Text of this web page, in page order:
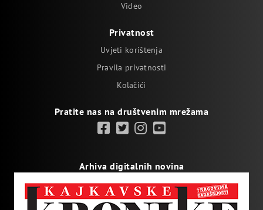
Video
Privatnost
Uvjeti korištenja
Pravila privatnosti
Kolačići
Pratite nas na društvenim mrežama
Arhiva digitalnih novina